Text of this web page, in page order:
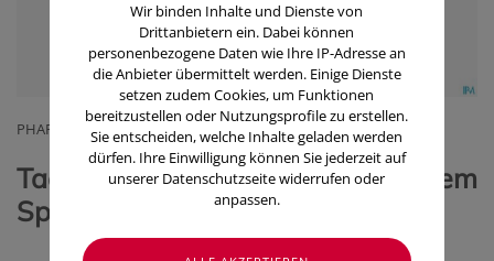
PHARMAG LACHMAIR GMBH
Taoasis Rosen Bio Hydrolat Bio/dem
Spray Deutsch 50ml
Wir binden Inhalte und Dienste von
Drittanbietern ein. Dabei können
personenbezogene Daten wie Ihre IP-Adresse an
die Anbieter übermittelt werden. Einige Dienste
setzen zudem Cookies, um Funktionen
bereitzustellen oder Nutzungsprofile zu erstellen.
Sie entscheiden, welche Inhalte geladen werden
dürfen. Ihre Einwilligung können Sie jederzeit auf
unserer Datenschutzseite widerrufen oder
anpassen.